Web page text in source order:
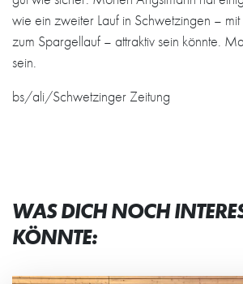
wie ein zweiter Lauf in Schwetzingen –
zum Spargellauf – attraktiv sein könnte.
sein.
bs/ali/Schwetzinger Zeitung
WAS DICH NOCH
KÖNNTE: